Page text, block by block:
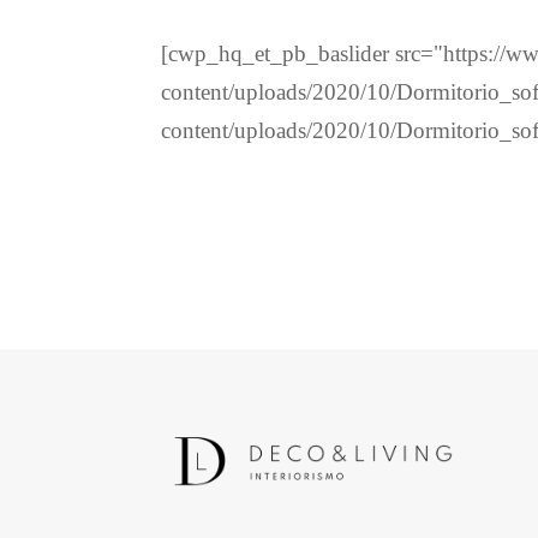
[cwp_hq_et_pb_baslider src="https://
content/uploads/2020/10/
content/uploads/2020/10/